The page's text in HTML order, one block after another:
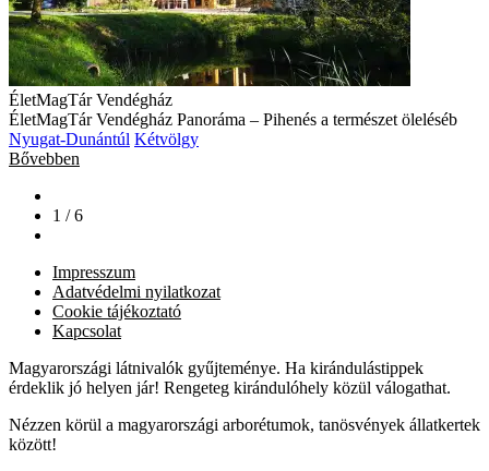
ÉletMagTár Vendégház
ÉletMagTár Vendégház Panoráma – Pihenés a természet öleléséb
Nyugat-Dunántúl Kétvölgy
Bővebben
1 / 6
Impresszum
Adatvédelmi nyilatkozat
Cookie tájékoztató
Kapcsolat
Magyarországi látnivalók gyűjteménye. Ha kirándulástippek
érdeklik jó helyen jár! Rengeteg kirándulóhely közül válogathat.
Nézzen körül a magyarországi arborétumok, tanösvények állatkertek
között!